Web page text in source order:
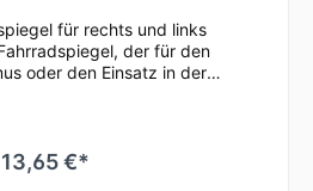
oder den Einsatz in der
und kann rechts
befestigt werden und
13,65 €*